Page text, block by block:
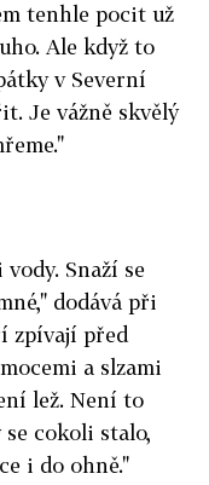
tenhle pocit už
Ale když to
v Severní
Je vážně skvělý
Snaží se
dodává při
zpívají před
a slzami
lež. Není to
se cokoli stalo,
i do ohně."